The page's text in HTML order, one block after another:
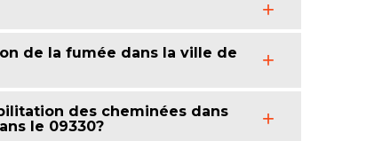
de la fumée dans la ville de
des cheminées dans
le 09330?